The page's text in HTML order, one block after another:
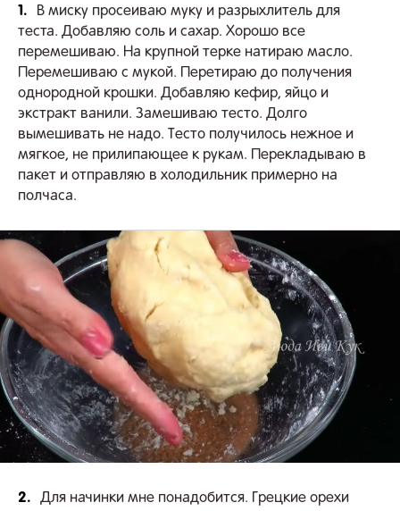
1.
В миску просеиваю муку и разрыхлитель для
теста. Добавляю соль и сахар. Хорошо все
перемешиваю. На крупной терке натираю масло.
Перемешиваю с мукой. Перетираю до получения
однородной крошки. Добавляю кефир, яйцо и
экстракт ванили. Замешиваю тесто. Долго
вымешивать не надо. Тесто получилось нежное и
мягкое, не прилипающее к рукам. Перекладываю в
пакет и отправляю в холодильник примерно на
полчаса.
2.
Для начинки мне понадобится. Грецкие орехи